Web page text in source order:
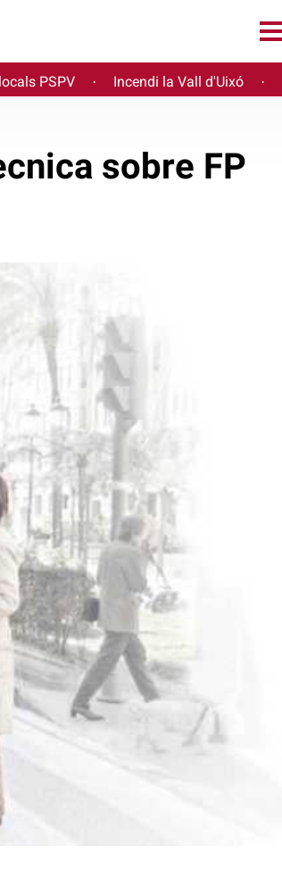
PSPV · Incendi la Vall d'Uixó ·
sobre FP